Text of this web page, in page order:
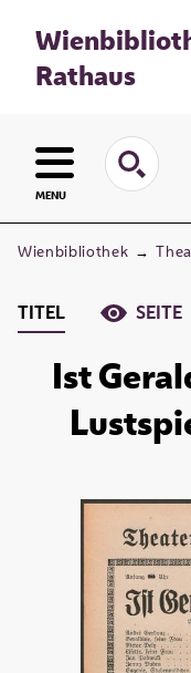
Rathaus
MENU
Wienbibliothek →
TITEL SEITE
Ist